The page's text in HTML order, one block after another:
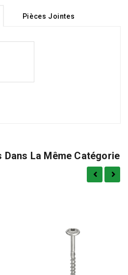
Pièces Jointes
La Même Catégorie